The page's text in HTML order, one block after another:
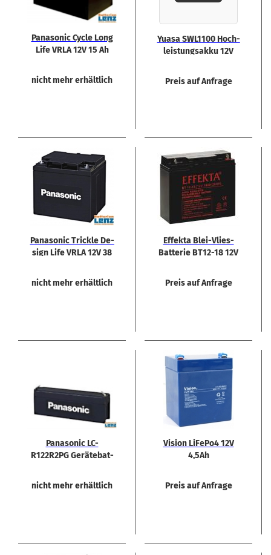
Pa­na­so­nic Cycle Long
Life VRLA 12V 15 Ah
nicht mehr erhältlich
Yuasa SWL1100 Hoch­
leis­tungs­ak­ku 12V
Preis auf Anfrage
Pa­na­so­nic Trick­le De­
sign Life VRLA 12V 38
nicht mehr erhältlich
Ef­fek­ta Blei-​Vlies-​
Batterie BT12-​18 12V
Preis auf Anfrage
Pa­na­so­nic LC-​
R122R2PG Ge­rä­te­bat­
nicht mehr erhältlich
Vi­si­on LiFePo4 12V
4,5Ah
Preis auf Anfrage